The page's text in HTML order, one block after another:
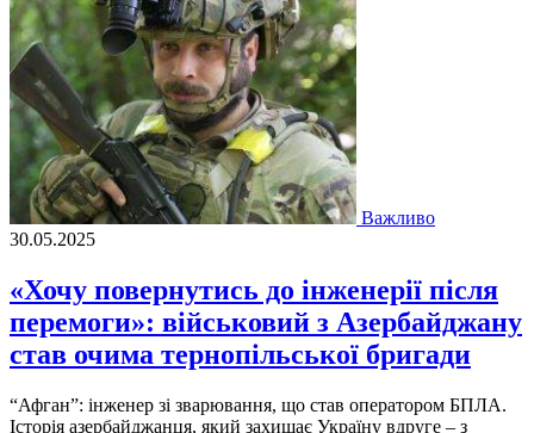
Важливо
30.05.2025
«Хочу повернутись до інженерії після
перемоги»: військовий з Азербайджану
став очима тернопільської бригади
“Афган”: інженер зі зварювання, що став оператором БПЛА.
Історія азербайджанця, який захищає Україну вдруге – з